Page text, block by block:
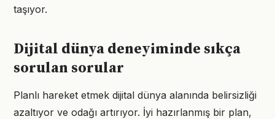
taşıyor.
Dijital dünya deneyiminde sıkça
sorulan sorular
Planlı hareket etmek dijital dünya alanında belirsizliği
azaltıyor ve odağı artırıyor. İyi hazırlanmış bir plan,